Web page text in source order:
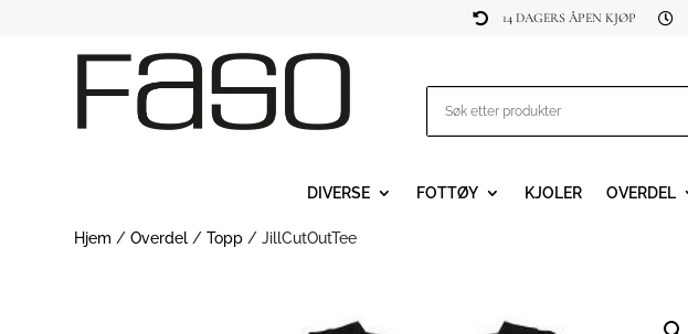
 14 DAGERS ÅPEN KJØP 
DIVERSE FOTTØY KJOLER OVERDEL
Hjem /Overdel /Topp / JillCutOutTee